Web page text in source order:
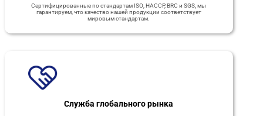
Сертифицированные по стандартам ISO, HACCP, BRC и SGS, мы
гарантируем, что качество нашей продукции соответствует
мировым стандартам.
Служба глобального рынка